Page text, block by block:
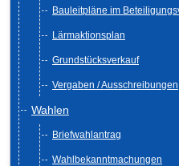
Bauleitpläne im
Lärmaktionsplan
Grundstücksverkauf
Vergaben / Ausschreibungen
Wahlen
Briefwahlantrag
Wahlbekanntmachungen